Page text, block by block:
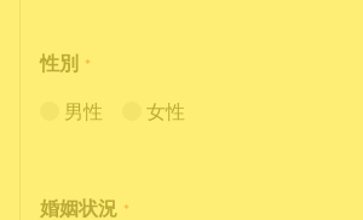
性別 *
男性 女性
婚姻状況 *